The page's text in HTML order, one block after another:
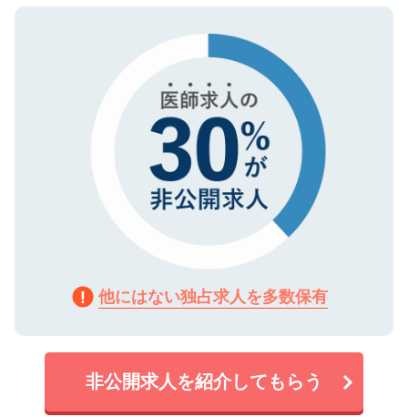
で、機密保持に関してもご安心ください。
ので、まずはご登録ください。
他にはない独占求人を多数保有
非公開求人を紹介してもらう